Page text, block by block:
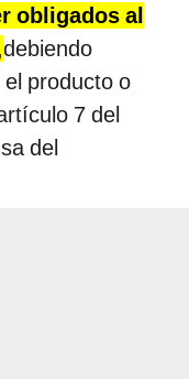
obligados al
debiendo
producto o
7 del
del